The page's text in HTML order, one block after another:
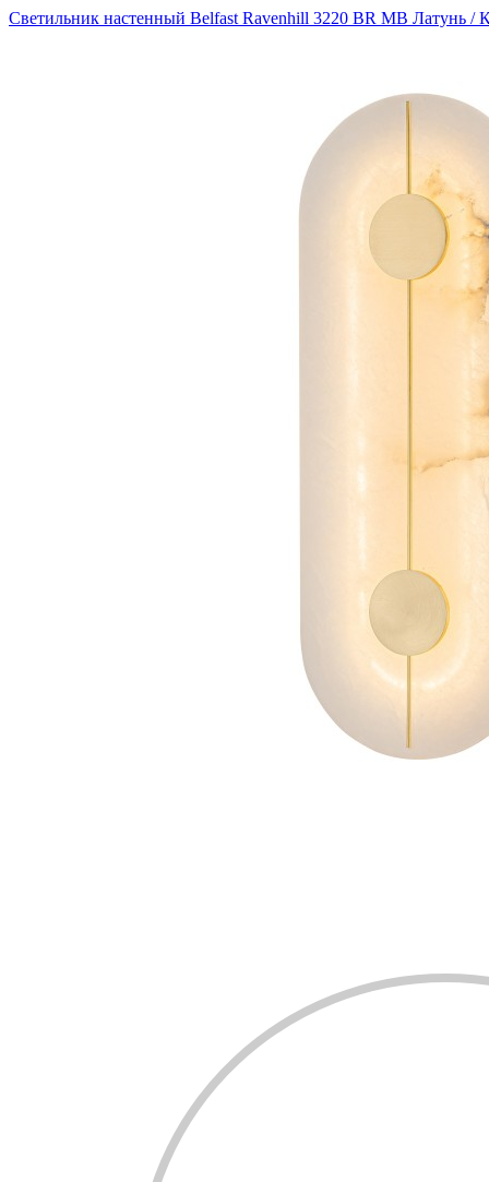
Светильник настенный Belfast Ravenhill 3220 BR MB Латунь /